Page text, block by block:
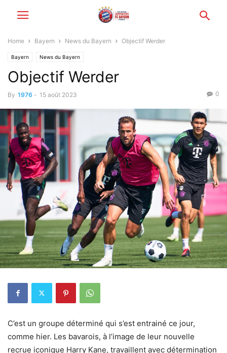
Home Bayern News du Bayern Objectif Werder
Bayern News du Bayern
Objectif Werder
By 1976 - 15 août 2023 0
C’est un groupe déterminé qui s’est entrainé ce jour,
comme hier. Les bavarois, à l’image de leur nouvelle
recrue iconique Harry Kane, travaillent avec détermination